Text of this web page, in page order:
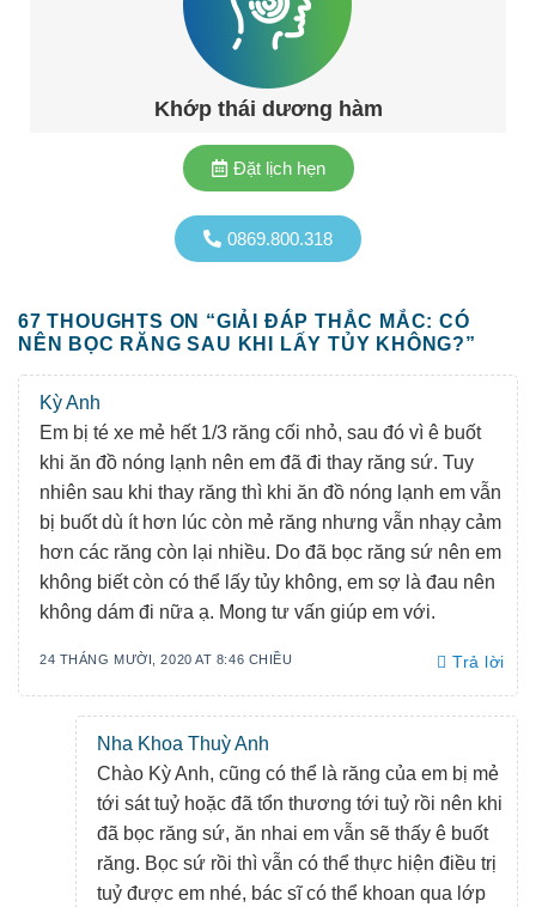
Khớp thái dương hàm
0869.800.318
Đặt lịch hẹn
67 THOUGHTS ON “GIẢI ĐÁP THẮC MẮC: CÓ
NÊN BỌC RĂNG SAU KHI LẤY TỦY KHÔNG?”
Kỳ Anh
Em bị té xe mẻ hết 1/3 răng cối nhỏ, sau đó vì ê buốt
khi ăn đồ nóng lạnh nên em đã đi thay răng sứ. Tuy
nhiên sau khi thay răng thì khi ăn đồ nóng lạnh em vẫn
bị buốt dù ít hơn lúc còn mẻ răng nhưng vẫn nhạy cảm
hơn các răng còn lại nhiều. Do đã bọc răng sứ nên em
không biết còn có thể lấy tủy không, em sợ là đau nên
không dám đi nữa ạ. Mong tư vấn giúp em với.
24 THÁNG MƯỜI, 2020 AT 8:46 CHIỀU Trả lời
Nha Khoa Thuỳ Anh
Chào Kỳ Anh, cũng có thể là răng của em bị mẻ
tới sát tuỷ hoặc đã tổn thương tới tuỷ rồi nên khi
đã bọc răng sứ, ăn nhai em vẫn sẽ thấy ê buốt
răng. Bọc sứ rồi thì vẫn có thể thực hiện điều trị
tuỷ được em nhé, bác sĩ có thể khoan qua lớp